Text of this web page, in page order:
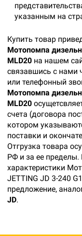
указанным на
Купить товар
Мотопомпа
MLD20 на нашем
связавшись с нами
или телефонный
Мотопомпа
MLD20
счета (договора
котором
поставки и
Отгрузка товара
РФ и за ее
характеристики
JETTING JD 3-240
предложение,
JD.